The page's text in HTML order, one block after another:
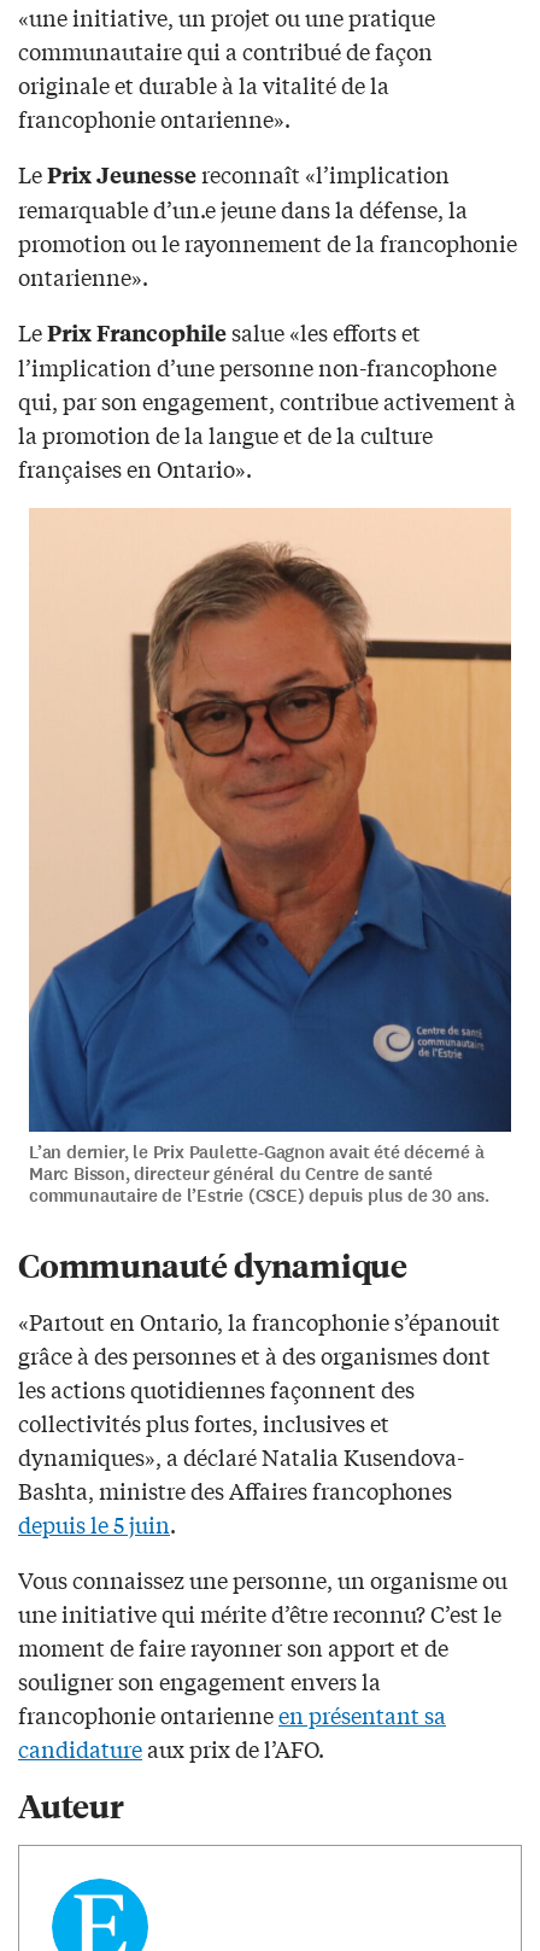
«une initiative, un projet ou une pratique
communautaire qui a contribué de façon
originale et durable à la vitalité de la
francophonie ontarienne».
LePrix Jeunessereconnaît «l’implication
remarquable d’un.e jeune dans la défense, la
promotion ou le rayonnement de la francophonie
ontarienne».
LePrix Francophilesalue «les efforts et
l’implication d’une personne non-francophone
qui, par son engagement, contribue activement à
la promotion de la langue et de la culture
françaises en Ontario».
L’an dernier, le Prix Paulette-Gagnon avait été décerné à
Marc Bisson, directeur général du Centre de santé
communautaire de l’Estrie (CSCE) depuis plus de 30 ans.
Communauté dynamique
«Partout en Ontario, la francophonie s’épanouit
grâce à des personnes et à des organismes dont
les actions quotidiennes façonnent des
collectivités plus fortes, inclusives et
dynamiques», a déclaré Natalia Kusendova-
Bashta, ministre des Affaires francophones
depuis le 5 juin.
Vous connaissez une personne, un organisme ou
une initiative qui mérite d’être reconnu? C’est le
moment de faire rayonner son apport et de
souligner son engagement envers la
francophonie ontarienneen présentant sa
candidatureaux prix de l’AFO.
Auteur